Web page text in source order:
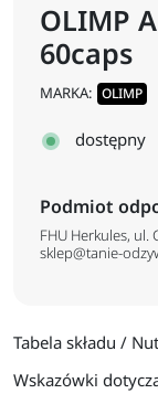
OLIMP
60caps
MARKA: OLIMP
dostępny
Podmiot
FHU Herkules, ul.
sklep@tanie-
Tabela składu /
Wskazówki